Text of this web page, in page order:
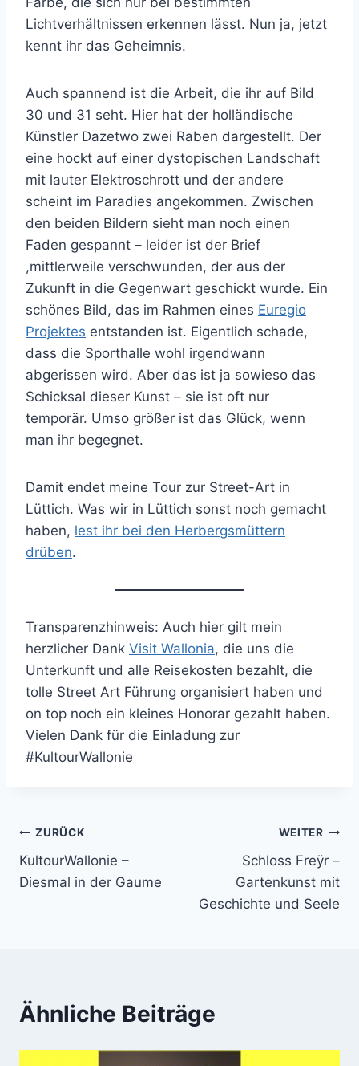
Lichtverhältnissen erkennen lässt. Nun ja, jetzt
kennt ihr das Geheimnis.
Auch spannend ist die Arbeit, die ihr auf Bild
30 und 31 seht. Hier hat der holländische
Künstler Dazetwo zwei Raben dargestellt. Der
eine hockt auf einer dystopischen Landschaft
mit lauter Elektroschrott und der andere
scheint im Paradies angekommen. Zwischen
den beiden Bildern sieht man noch einen
Faden gespannt – leider ist der Brief
,mittlerweile verschwunden, der aus der
Zukunft in die Gegenwart geschickt wurde. Ein
schönes Bild, das im Rahmen eines Euregio
Projektes entstanden ist. Eigentlich schade,
dass die Sporthalle wohl irgendwann
abgerissen wird. Aber das ist ja sowieso das
Schicksal dieser Kunst – sie ist oft nur
temporär. Umso größer ist das Glück, wenn
man ihr begegnet.
Damit endet meine Tour zur Street-Art in
Lüttich. Was wir in Lüttich sonst noch gemacht
haben, lest ihr bei den Herbergsmüttern
drüben.
Transparenzhinweis: Auch hier gilt mein
herzlicher Dank Visit Wallonia, die uns die
Unterkunft und alle Reisekosten bezahlt, die
tolle Street Art Führung organisiert haben und
on top noch ein kleines Honorar gezahlt haben.
Vielen Dank für die Einladung zur
#KultourWallonie
Beitragsnavigation
ZURÜCK
KultourWallonie –
Diesmal in der Gaume
WEITER
Schloss Freÿr –
Gartenkunst mit
Geschichte und Seele
Ähnliche Beiträge